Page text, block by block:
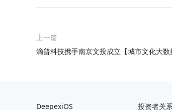
上一篇
滴普科技携手南京文投成立【城市文化大数
DeepexiOS 投资者关